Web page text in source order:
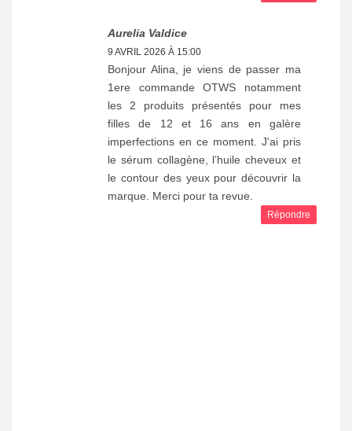
Aurelia Valdice
9 AVRIL 2026 À 15:00
Bonjour Alina, je viens de passer ma
1ere commande OTWS notamment
les 2 produits présentés pour mes
filles de 12 et 16 ans en galère
imperfections en ce moment. J'ai pris
le sérum collagène, l’huile cheveux et
le contour des yeux pour découvrir la
marque. Merci pour ta revue.
Répondre